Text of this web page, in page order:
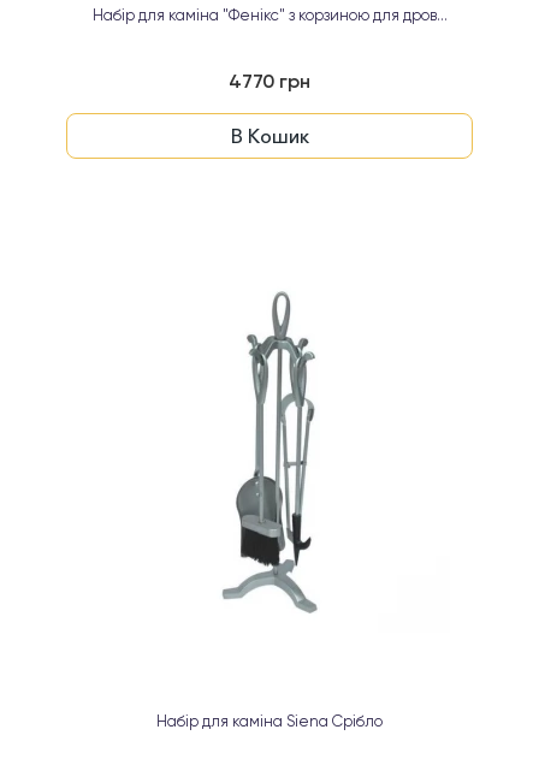
Набір для каміна "Фенікс" з корзиною для дров...
4770 грн
В Кошик
Набір для каміна Siena Срібло